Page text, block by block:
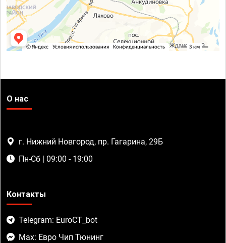
О нас
г. Нижний Новгород, пр. Гагарина, 29Б
Пн-Сб | 09:00 - 19:00
Контакты
Telegram: EuroCT_bot
Max: Евро Чип Тюнинг